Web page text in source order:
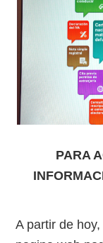
PARA
A partir de